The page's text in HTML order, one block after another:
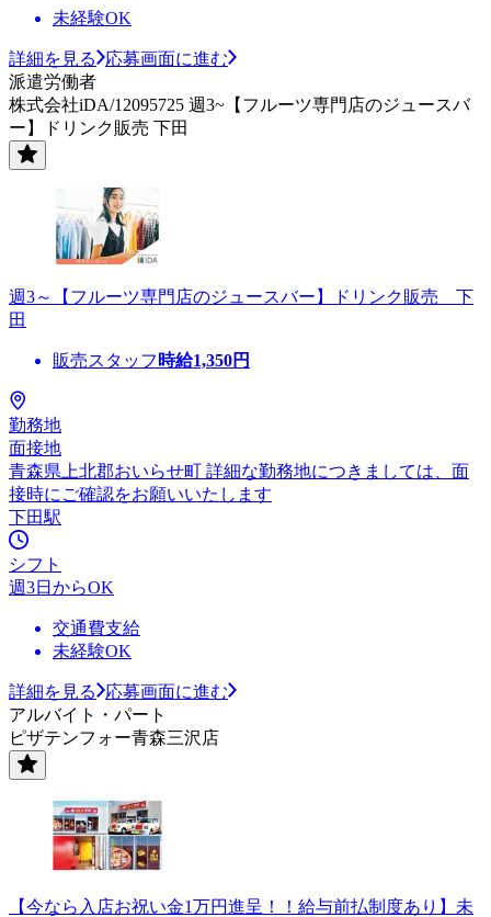
未経験OK
詳細を見る
応募画面に進む
派遣労働者
株式会社iDA/12095725 週3~【フルーツ専門店のジュースバ
ー】ドリンク販売 下田
週3～【フルーツ専門店のジュースバー】ドリンク販売 下
田
販売スタッフ 時給1,350円
勤務地
面接地
青森県上北郡おいらせ町 詳細な勤務地につきましては、面
接時にご確認をお願いいたします
下田駅
シフト
週3日からOK
交通費支給
未経験OK
詳細を見る
応募画面に進む
アルバイト・パート
ピザテンフォー青森三沢店
【今なら入店お祝い金1万円進呈！！給与前払制度あり】未